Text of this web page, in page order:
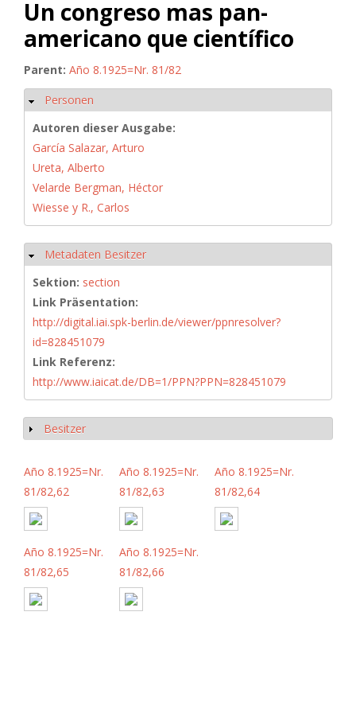
Un congreso mas pan-
americano que científico
Parent: Año 8.1925=Nr. 81/82
Ausblenden
Personen
Autoren dieser Ausgabe:
García Salazar, Arturo
Ureta, Alberto
Velarde Bergman, Héctor
Wiesse y R., Carlos
Ausblenden
Metadaten Besitzer
Sektion: section
Link Präsentation:
http://digital.iai.spk-berlin.de/viewer/ppnresolver?
id=828451079
Link Referenz:
http://www.iaicat.de/DB=1/PPN?PPN=828451079
Anzeigen
Besitzer
Año 8.1925=Nr.
81/82,62
Año 8.1925=Nr.
81/82,63
Año 8.1925=Nr.
81/82,64
Año 8.1925=Nr.
81/82,65
Año 8.1925=Nr.
81/82,66